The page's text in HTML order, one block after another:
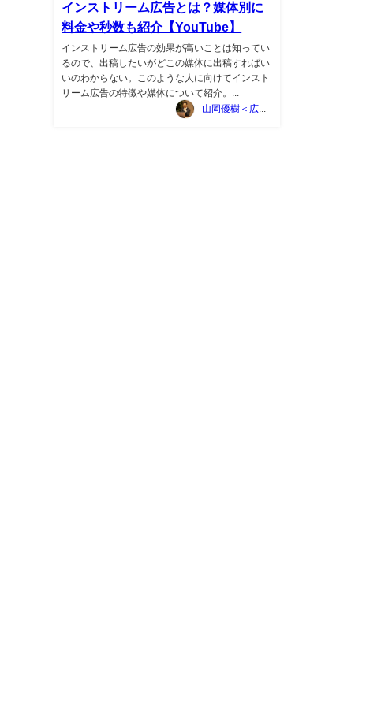
インストリーム広告とは？媒体別に
料金や秒数も紹介【YouTube】
インストリーム広告の効果が高いことは知ってい
るので、出稿したいがどこの媒体に出稿すればい
いのわからない。このような人に向けてインスト
リーム広告の特徴や媒体について紹介。...
山岡優樹＜広告マーケティング資料ポータルサイト TSUTA-MARKE＞